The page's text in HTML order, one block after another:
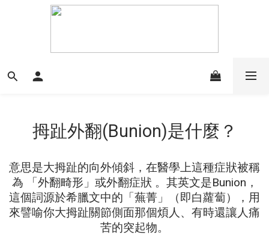
拇趾外翻(Bunion)是什麼？
意思是大拇趾的向外傾斜，在醫學上這種症狀被稱
為 「外翻畸形」或外翻症狀 。其英文是Bunion，
這個詞源於希臘文中的「蕪菁」（即白蘿蔔），用
來譬喻你大拇趾關節側面那個煩人、有時還讓人痛
苦的突起物。